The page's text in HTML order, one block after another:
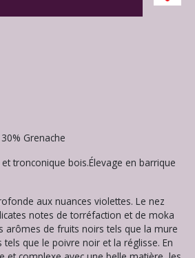
Grenache
tronconique bois.Élevage en barrique
aux nuances violettes. Le nez
notes de torréfaction et de moka
arômes de fruits noirs tels que la mure
tels que le poivre noir et la réglisse. En